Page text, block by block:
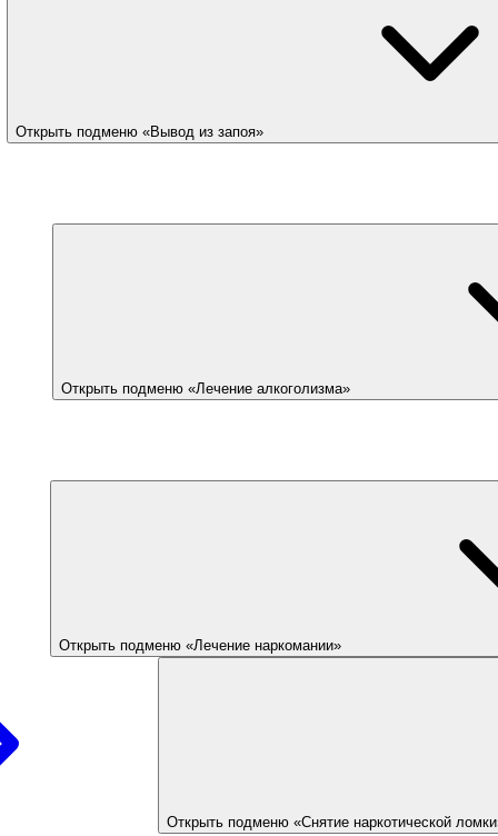
Открыть подменю «Вывод из запоя»
Открыть подменю «Лечение алкоголизма»
Открыть подменю «Лечение наркомании»
Открыть подменю «Снятие наркотической